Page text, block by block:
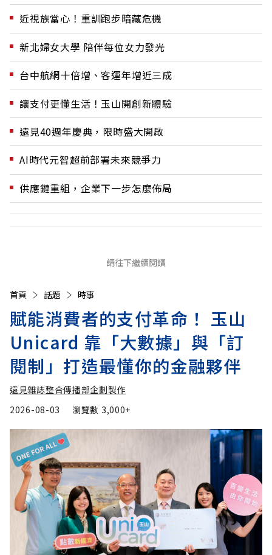
近視族當心！重訓跑步暗藏危機
新北婦女大學 陪伴每位女力發光
台中航網十倍增、客運年增近三成
讓支付更懂生活！玉山開創新體驗
遠見40週年慶典，限時盛大開啟
AI時代元智超前部署未來競爭力
供應鏈重組，企業下一步怎麼佈局
請往下繼續閱讀
首頁 話題 時事
賦能消費者的支付革命！ 玉山
Unicard 靠「大數據」與「訂
閱制」打造最懂你的金融夥伴
遠見雜誌整合傳播部企劃製作
2026-08-03
瀏覽數 3,000+